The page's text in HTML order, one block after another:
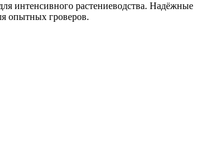
интенсивного растениеводства. Надёжные
опытных гроверов.